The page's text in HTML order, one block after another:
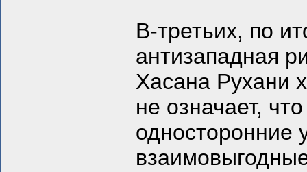
В-третьих, по
антизападная
Хасана Рухани
не означает,
односторонние